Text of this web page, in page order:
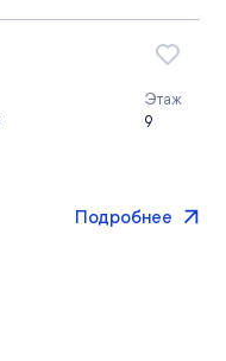
Этаж
9
Подробнее